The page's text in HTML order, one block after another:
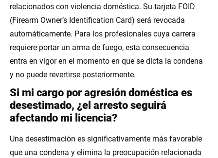
relacionados con violencia doméstica. Su tarjeta FOID
(Firearm Owner’s Identification Card) será revocada
automáticamente. Para los profesionales cuya carrera
requiere portar un arma de fuego, esta consecuencia
entra en vigor en el momento en que se dicta la condena
y no puede revertirse posteriormente.
Si mi cargo por agresión doméstica es
desestimado, ¿el arresto seguirá
afectando mi licencia?
Una desestimación es significativamente más favorable
que una condena y elimina la preocupación relacionada